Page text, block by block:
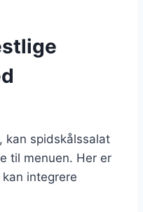
kan spidskålssalat
til menuen. Her er
integrere